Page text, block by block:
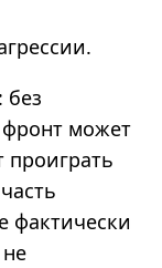
без
может
проиграть
фактически